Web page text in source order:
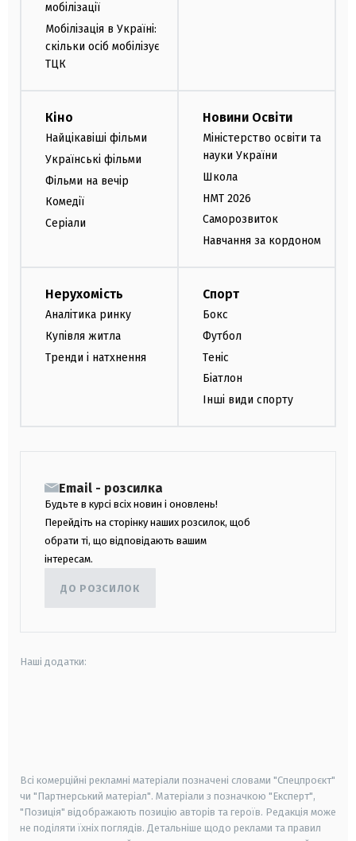
мобілізації
Мобілізація в Україні:
скільки осіб мобілізує
ТЦК
Кіно
Найцікавіші фільми
Українські фільми
Фільми на вечір
Комедії
Серіали
Новини Освіти
Міністерство освіти та
науки України
Школа
НМТ 2026
Саморозвиток
Навчання за кордоном
Нерухомість
Аналітика ринку
Купівля житла
Тренди і натхнення
Спорт
Бокс
Футбол
Теніс
Біатлон
Інші види спорту
Email - розсилка
Будьте в курсі всіх новин і оновлень!
Перейдіть на сторінку наших розсилок, щоб
обрати ті, що відповідають вашим
інтересам.
ДО РОЗСИЛОК
Наші додатки:
Всі комерційні рекламні матеріали позначені словами "Спецпроєкт"
чи "Партнерський матеріал". Матеріали з позначкою "Експерт",
"Позиція" відображають позицію авторів та героїв. Редакція може
не поділяти їхніх поглядів. Детальніше щодо реклами та правил